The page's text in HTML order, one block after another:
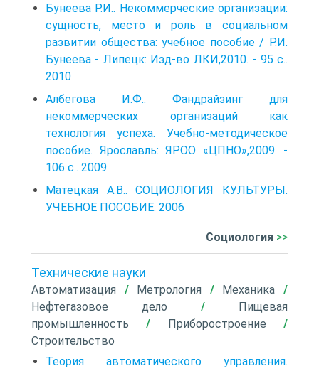
Бунеева Р.И.. Некоммерческие организации:
сущность, место и роль в социальном
развитии общества: учебное пособие / Р.И.
Бунеева - Липецк: Изд-во ЛКИ,2010. - 95 с..
2010
Албегова И.Ф.. Фандрайзинг для
некоммерческих организаций как
технология успеха. Учебно-методическое
пособие. Ярославль: ЯРОО «ЦПНО»,2009. -
106 с.. 2009
Матецкая А.В.. СОЦИОЛОГИЯ КУЛЬТУРЫ.
УЧЕБНОЕ ПОСОБИЕ. 2006
Социология >>
Технические науки
Автоматизация / Метрология / Механика /
Нефтегазовое дело / Пищевая
промышленность / Приборостроение /
Строительство
Теория автоматического управления.